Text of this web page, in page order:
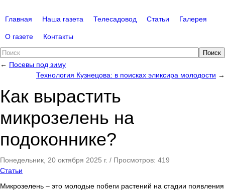
Главная Наша газета Телесадовод Статьи Галерея
О газете Контакты
Поиск
← Посевы под зиму
Технология Кузнецова: в поисках эликсира молодости →
Как вырастить
микрозелень на
подоконнике?
Понедельник, 20 октября 2025 г. / Просмотров: 419
Статьи
Микрозелень – это молодые побеги растений на стадии появления